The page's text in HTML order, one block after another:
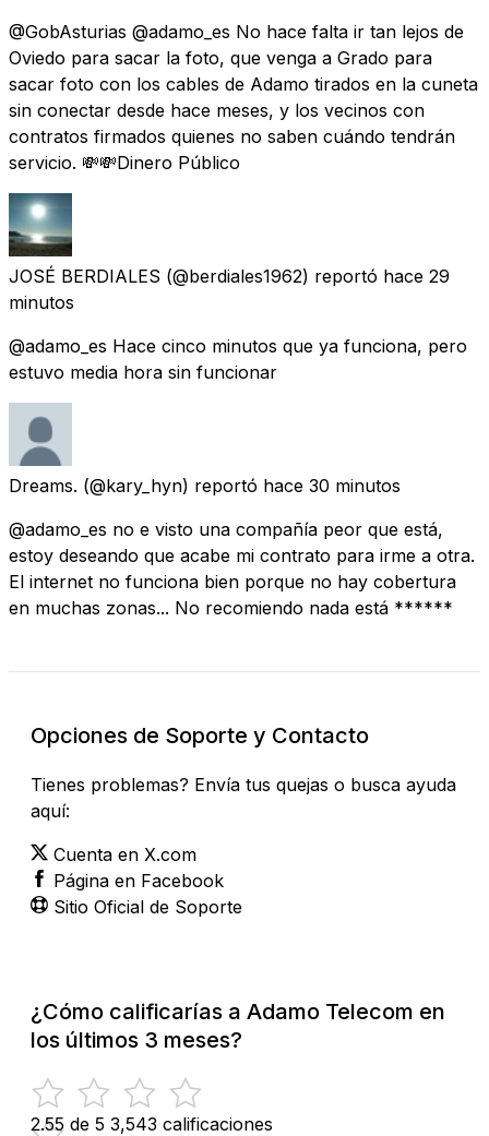
@GobAsturias @adamo_es No hace falta ir tan lejos de
Oviedo para sacar la foto, que venga a Grado para
sacar foto con los cables de Adamo tirados en la cuneta
sin conectar desde hace meses, y los vecinos con
contratos firmados quienes no saben cuándo tendrán
servicio. 💸💸Dinero Público
JOSÉ BERDIALES (@berdiales1962) reportó hace 29
minutos
@adamo_es Hace cinco minutos que ya funciona, pero
estuvo media hora sin funcionar
Dreams. (@kary_hyn) reportó hace 30 minutos
@adamo_es no e visto una compañía peor que está,
estoy deseando que acabe mi contrato para irme a otra.
El internet no funciona bien porque no hay cobertura
en muchas zonas... No recomiendo nada está ******
Opciones de Soporte y Contacto
Tienes problemas? Envía tus quejas o busca ayuda
aquí:
Cuenta en X.com
Página en Facebook
Sitio Oficial de Soporte
¿Cómo calificarías a Adamo Telecom en
los últimos 3 meses?
2.55 de 5 3,543 calificaciones